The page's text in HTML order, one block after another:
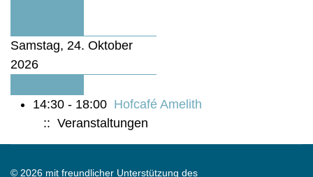
Samstag, 24. Oktober
2026
14:30 - 18:00 Hofcafé Amelith
:: Veranstaltungen
© 2026 mit freundlicher Unterstützung des